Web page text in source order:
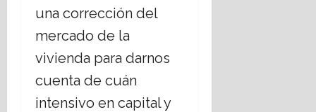
una corrección del
mercado de la
vivienda para darnos
cuenta de cuán
intensivo en capital y